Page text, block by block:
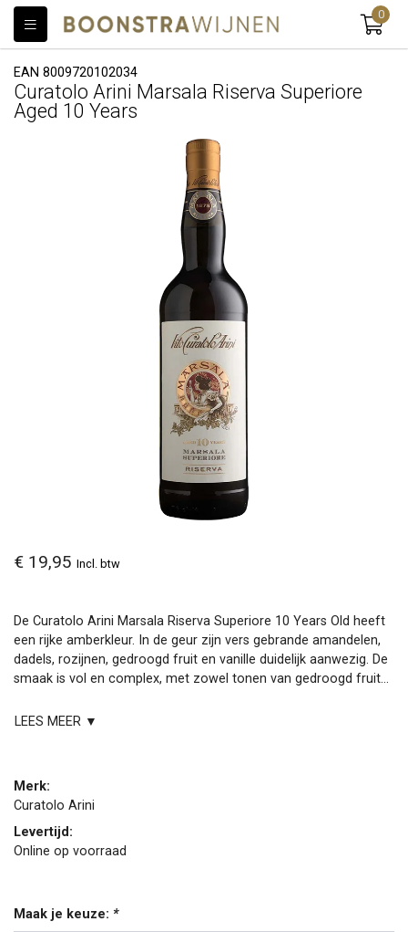
0
EAN 8009720102034
Curatolo Arini Marsala Riserva Superiore
Aged 10 Years
€ 19,95 Incl. btw
De Curatolo Arini Marsala Riserva Superiore 10 Years Old heeft
een rijke amberkleur. In de geur zijn vers gebrande amandelen,
dadels, rozijnen, gedroogd fruit en vanille duidelijk aanwezig. De
smaak is vol en complex, met zowel tonen van gedroogd fruit...
LEES MEER ▼
Merk:
Curatolo Arini
Levertijd:
Online op voorraad
Maak je keuze: *